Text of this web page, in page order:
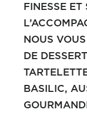
FINESSE
NOUS
DE
BASILIC,